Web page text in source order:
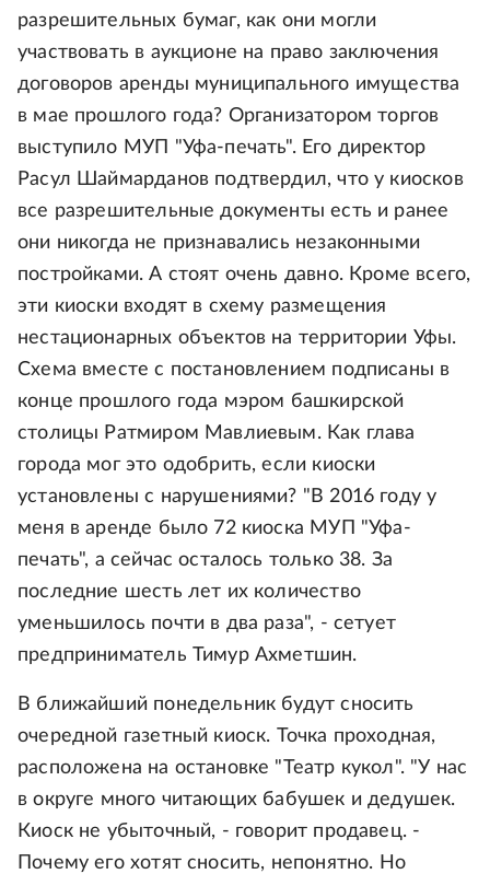
разрешительных бумаг, как они могли
участвовать в аукционе на право заключения
договоров аренды муниципального имущества
в мае прошлого года? Организатором торгов
выступило МУП "Уфа-печать". Его директор
Расул Шаймарданов подтвердил, что у киосков
все разрешительные документы есть и ранее
они никогда не признавались незаконными
постройками. А стоят очень давно. Кроме всего,
эти киоски входят в схему размещения
нестационарных объектов на территории Уфы.
Схема вместе с постановлением подписаны в
конце прошлого года мэром башкирской
столицы Ратмиром Мавлиевым. Как глава
города мог это одобрить, если киоски
установлены с нарушениями? "В 2016 году у
меня в аренде было 72 киоска МУП "Уфа-
печать", а сейчас осталось только 38. За
последние шесть лет их количество
уменьшилось почти в два раза", - сетует
предприниматель Тимур Ахметшин.
В ближайший понедельник будут сносить
очередной газетный киоск. Точка проходная,
расположена на остановке "Театр кукол". "У нас
в округе много читающих бабушек и дедушек.
Киоск не убыточный, - говорит продавец. -
Почему его хотят сносить, непонятно. Но